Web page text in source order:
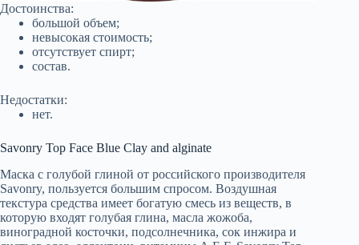
Достоинства:
большой объем;
невысокая стоимость;
отсутствует спирт;
состав.
Недостатки:
нет.
Savonry Top Face Blue Clay and alginate
Маска с голубой глиной от российского производителя
Savonry, пользуется большим спросом. Воздушная
текстура средства имеет богатую смесь из веществ, в
которую входят голубая глина, масла жожоба,
виноградной косточки, подсолнечника, сок инжира и